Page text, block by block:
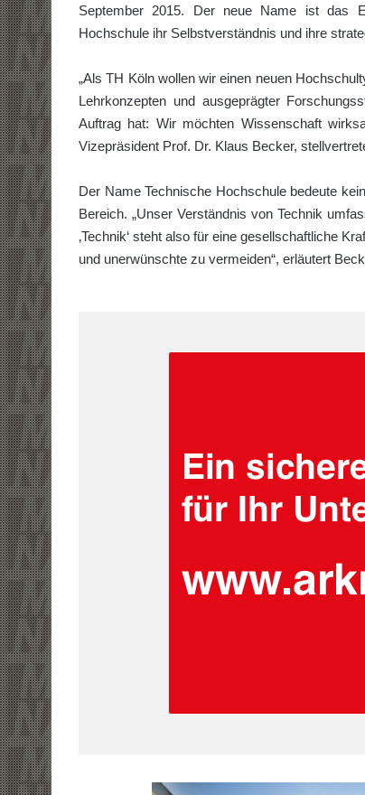
September 2015. Der neue Name ist das
Hochschule ihr Selbstverständnis und ihre
„Als TH Köln wollen wir einen neuen
Lehrkonzepten und ausgeprägter
Auftrag hat: Wir möchten Wissenschaft
Vizepräsident Prof. Dr. Klaus Becker,
Der Name Technische Hochschule bedeute
Bereich. „Unser Verständnis von Technik
‚Technik‘ steht also für eine gesellschaftliche
und unerwünschte zu vermeiden“, erläutert